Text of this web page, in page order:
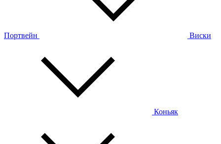
Портвейн Виски
Коньяк